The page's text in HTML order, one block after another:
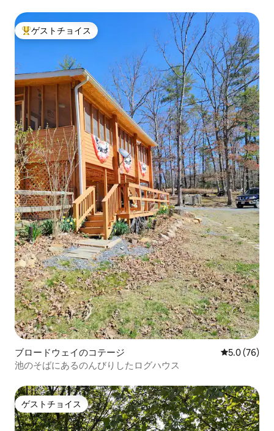
大好評のゲストチョイスです。
ゲストチョイス
ブロードウェイのコテージ レビュー76
5.0 (76)
池のそばにあるのんびりしたログハウス
ゲストチョイス
ゲストチョイス